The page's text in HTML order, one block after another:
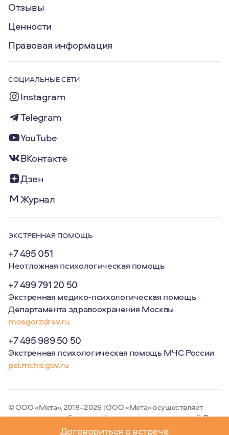
Договориться о встрече
Отзывы
Ценности
Правовая информация
СОЦИАЛЬНЫЕ СЕТИ
Instagram
Telegram
YouTube
ВКонтакте
Дзен
Журнал
ЭКСТРЕННАЯ ПОМОЩЬ
+7 495 051
Неотложная психологическая помощь
+7 499 791 20 50
Экстренная медико-психологическая помощь
Департамента здравоохранения Москвы
mosgorzdrav.ru
+7 495 989 50 50
Экстренная психологическая помощь МЧС России
psi.mchs.gov.ru
© ООО «Мета», 2018–2026 | ООО «Мета» осуществляет
деятельность в областиинформационных технологий. Вид
деятельности (код): 2.01.